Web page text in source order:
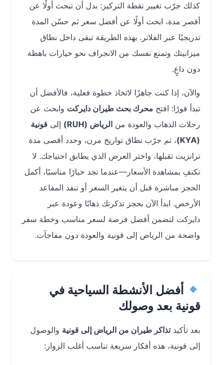
كذلك جرّب تغيير نقطة التركيز: بدل أن تبحث أولًا عن
أقصر مدة، ابحث أولًا عن أفضل سعر ثم حسّن المدة
تدريجيًا عبر الفلاتر. بهذه الطريقة تبقى داخل نطاق
ميزانيتك وتمنع نفسك من الانجراف نحو خيارات باهظة
دون داعٍ.
والآن، إذا كنت جاهزًا لاتخاذ خطوة فعلية، فالأفضل أن
تبدأ فورًا: افتحمحرك بحث طيران دايركتوابحث عن
رحلات الذهاب والعودة منالرياض (RUH) إلىقونية
، ثم جرّب نطاق تواريخ مرن، وحدد أقصى مدة
ترانزيت تقبلها، واختر العرض الذي يطابق احتياجك. لا
تكتفِ بمشاهدة الأسعار—عندما تجد خيارًا مناسبًا، أكمل
الحجز مباشرة قبل أن يتغير السعر أو تنفد المقاعد
الأرخص. ابدأ الآن بحجز تذكرتك ذهابًا وعودة عبر
دايركت لتضمن أفضل فرصة لسعر مناسب وخطة سفر
واضحة من الرياض إلى قونية والعودة دون مفاجآت.
أفضل الأنشطة السياحية في
قونية بعد وصولك
بعد تأكيد تذاكر طيران من الرياض إلى قونيةوالوصول
إلى قونية، هذه أفكار سريعة تناسب أغلب الزوار: